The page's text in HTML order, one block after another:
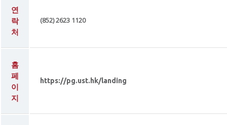
연
락
처
(852) 2623 1120
홈
페
이
지
https://pg.ust.hk/landing